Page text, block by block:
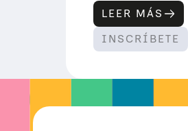
LEER MÁS
:
T
A
L
N
INSCRÍBETE